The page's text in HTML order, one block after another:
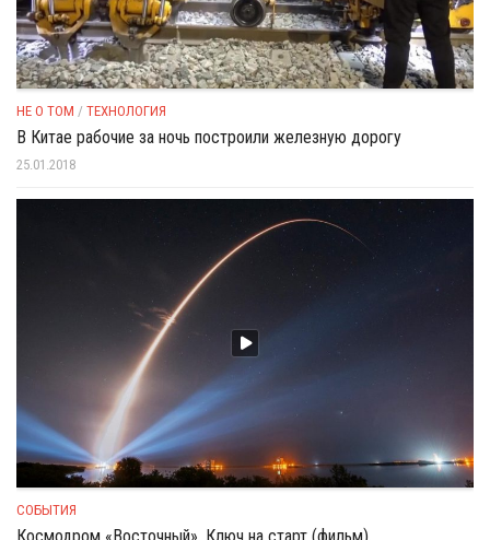
НЕ О ТОМ / ТЕХНОЛОГИЯ
В Китае рабочие за ночь построили железную дорогу
25.01.2018
СОБЫТИЯ